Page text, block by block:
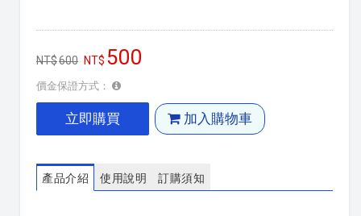
600 500
價金保證方式：
立即購買 加入購物車
產品介紹 使用說明 訂購須知